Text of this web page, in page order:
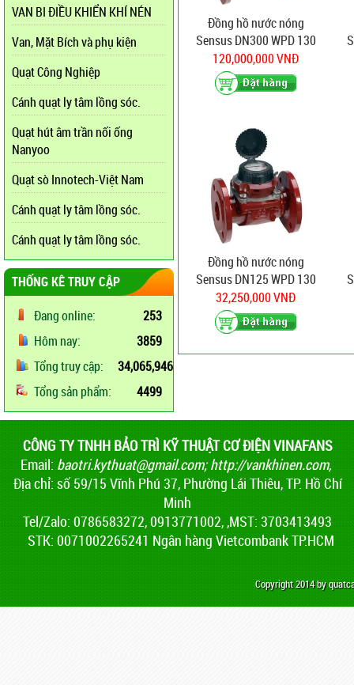
VAN BI ĐIỀU KHIỂN KHÍ NÉN
Van, Mặt Bích và phụ kiện
Quạt Công Nghiệp
Cánh quạt ly tâm lồng sóc.
Quạt hút âm trần nối ống
Nanyoo
Quạt sò Innotech-Việt Nam
Cánh quạt ly tâm lồng sóc.
Cánh quạt ly tâm lồng sóc.
THỐNG KÊ TRUY CẬP
Đang online:
253
Hôm nay:
3859
Tổng truy cập:
34,065,946
Tổng sản phẩm:
4499
Đồng hồ nước nóng
Sensus DN300 WPD 130
độ
120,000,000 VNĐ
Đồng hồ nước nóng
Sensus DN125 WPD 130
độ
32,250,000 VNĐ
CÔNG TY TNHH BẢO TRÌ KỸ THUẬT CƠ ĐIỆN VINAFANS
Email: baotri.kythuat@gmail.com;http://vankhinen.com,
Địa chỉ: số 59/15 Vĩnh Phú 37, Phường Lái Thiêu, TP. Hồ Chí
Minh
Tel/Zalo: 0786583272, 0913771002, ,MST: 3703413493
STK: 0071002265241 Ngân hàng Vietcombank TP.HCM
Copyright 2014 by